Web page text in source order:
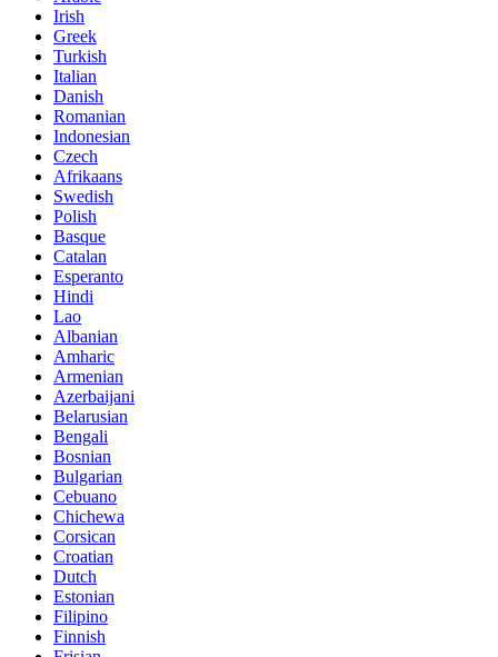
Irish
Greek
Turkish
Italian
Danish
Romanian
Indonesian
Czech
Afrikaans
Swedish
Polish
Basque
Catalan
Esperanto
Hindi
Lao
Albanian
Amharic
Armenian
Azerbaijani
Belarusian
Bengali
Bosnian
Bulgarian
Cebuano
Chichewa
Corsican
Croatian
Dutch
Estonian
Filipino
Finnish